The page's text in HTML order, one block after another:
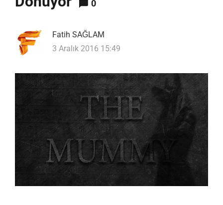
0
Fatih SAĞLAM
3 Aralık 2016 15:49